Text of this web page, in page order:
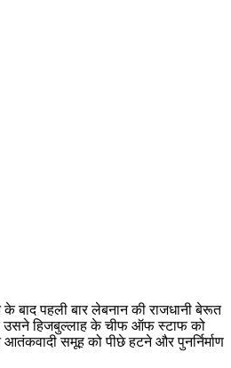
बाद पहली बार लेबनान की राजधानी बेरूत
उसने हिजबुल्लाह के चीफ ऑफ स्टाफ को
आतंकवादी समूह को पीछे हटने और पुनर्निर्माण